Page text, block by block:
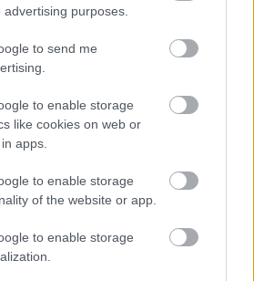
purposes.
to send me
to enable storage
like cookies on web or
apps.
to enable storage
of the website or app.
to enable storage
logóit. Kétségtelenül ezek
(a szó németül villámot
nagyobb átalakításokkal
60 éve használnak.
hogy a cég már 1862 óta létezik,
kerékpárok gyártására.
a cégvezető 1895-ben
után 4 évvel, 1899-ben kezdtek